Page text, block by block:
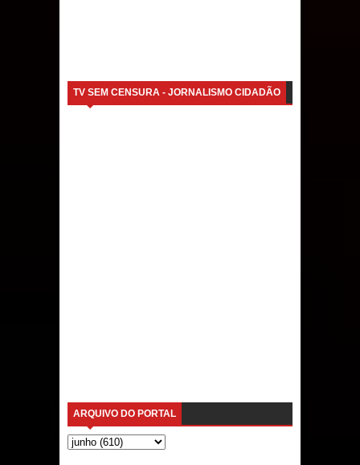
TV SEM CENSURA - JORNALISMO CIDADÃO
ARQUIVO DO PORTAL